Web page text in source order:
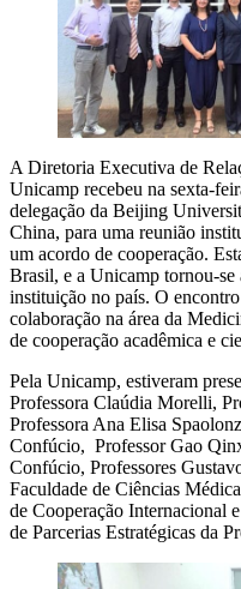
A Diretoria Executiva de
Unicamp recebeu na sexta-
delegação da Beijing
China, para uma reunião
um acordo de cooperação.
Brasil, e a Unicamp tornou-
instituição no país. O
colaboração na área da
de cooperação acadêmica e
Pela Unicamp, estiveram
Professora Claúdia Morelli,
Professora Ana Elisa
Confúcio, Professor Gao
Confúcio, Professores
Faculdade de Ciências
de Cooperação Internacional
de Parcerias Estratégicas da